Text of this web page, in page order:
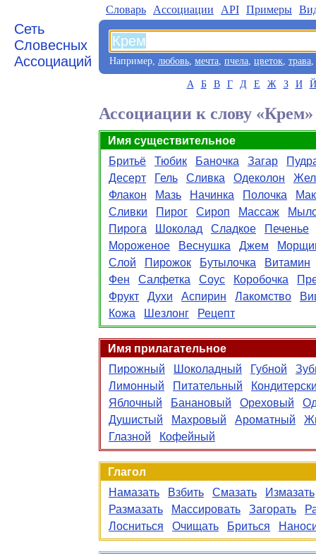
Сеть
Словесных
Ассоциаций
Словарь Aссоциации API Примеры
Например, любовь, мечта, пчела, цветок, трава,
А Б В Г Д Е Ж З И Й
Ассоциации к слову «Крем»
Имя существительное
Бритьё
Тюбик Баночка Загар
Десерт
Гель Сливка Одеколон
Флакон
Мазь Начинка Полочка
Сливки
Пирог Сироп Массаж
Пирога
Шоколад Сладкое
Печенье
Мороженое
Веснушка Джем
Слой
Пирожок Бутылочка
Витамин
Фен
Салфетка Соус Коробочка
Фрукт
Духи Аспирин Лакомство
Кожа
Шезлонг Рецепт
Имя прилагательное
Пирожный
Шоколадный Губной
Лимонный
Питательный
Яблочный
Банановый Ореховый
Душистый
Махровый Ароматный
Глазной
Кофейный
Глагол
Намазать
Взбить Смазать
Измазать
Размазать
Массировать Загорать
Лосниться
Очищать Бриться